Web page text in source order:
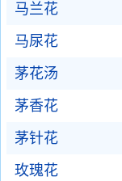
马兰花
马尿花
茅花汤
茅香花
茅针花
玫瑰花